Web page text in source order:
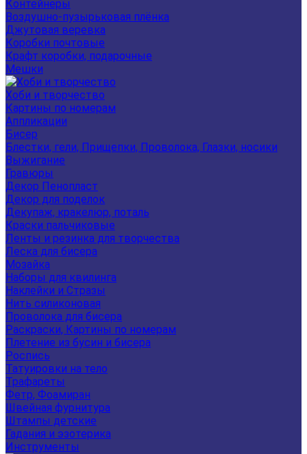
Контейнеры
Воздушно-пузырьковая плёнка
Джутовая веревка
Коробки почтовые
Крафт коробки, подарочные
Мешки
Хоби и творчество
Картины по номерам
Аппликации
Бисер
Блестки, гели, Прищепки, Проволока, Глазки, носики
Выжигание
Гравюры
Декор Пенопласт
Декор для поделок
Декупаж, кракелюр, поталь
Краски пальчиковые
Ленты и резинка для творчества
Леска для бисера
Мозайка
Наборы для квилинга
Наклейки и Стразы
Нить силиконовая
Проволока для бисера
Раскраски, Картины по номерам
Плетение из бусин и бисера
Роспись
Татуировки на тело
Трафареты
Фетр, Фоамиран
Швейная фурнитура
Штампы детские
Гадания и эзотерика
Инструменты